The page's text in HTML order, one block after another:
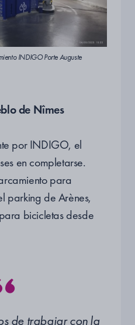
INDIGO Porte Auguste
de Nîmes
por INDIGO, el
en completarse.
para
parking de Arènes,
bicicletas desde
de trabajar con la